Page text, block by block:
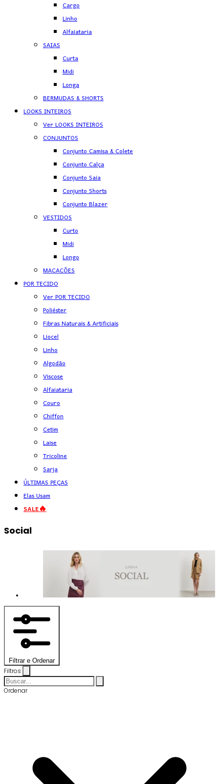
Cargo
Linho
Alfaiataria
SAIAS
Curta
Midi
Longa
BERMUDAS & SHORTS
LOOKS INTEIROS
Ver LOOKS INTEIROS
CONJUNTOS
Conjunto Camisa & Colete
Conjunto Calça
Conjunto Saia
Conjunto Shorts
Conjunto Blazer
VESTIDOS
Curto
Midi
Longo
MACACÕES
POR TECIDO
Ver POR TECIDO
Poliéster
Fibras Naturais & Artificiais
Liocel
Linho
Algodão
Viscose
Alfaiataria
Couro
Chiffon
Cetim
Laise
Tricoline
Sarja
ÚLTIMAS PEÇAS
Elas Usam
SALE🔥
Social
Filtrar e Ordenar
Filtros
Ordenar